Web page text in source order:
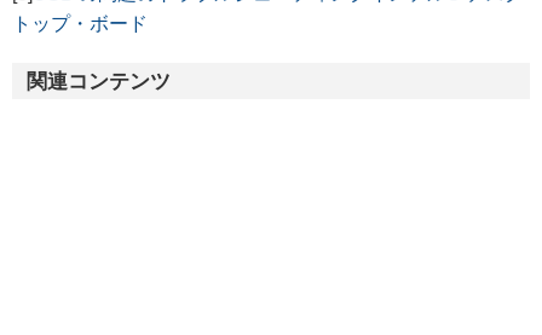
トップ・ボード
関連コンテンツ